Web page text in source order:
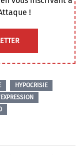
!
HYPOCRISIE